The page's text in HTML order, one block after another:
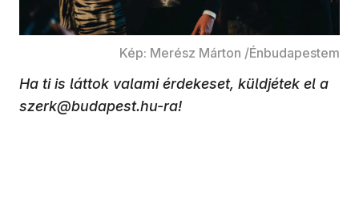
Kép: Merész Márton /Énbudapestem
Ha ti is láttok valami érdekeset, küldjétek el a
szerk@budapest.hu-ra!